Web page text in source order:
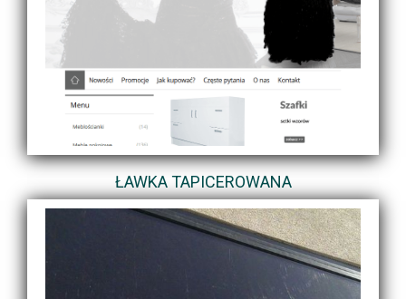
ŁAWKA TAPICEROWANA